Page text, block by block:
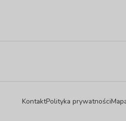
KontaktPolityka prywatności